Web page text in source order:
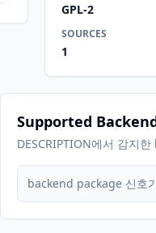
GPL-2
SOURCES
1
Supported
DESCRIPTION에서 감지
backend package 신호